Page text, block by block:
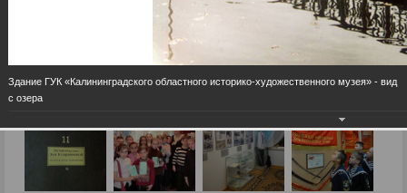
Здание ГУК «Калининградского областного историко-художественного музея» - вид
с озера